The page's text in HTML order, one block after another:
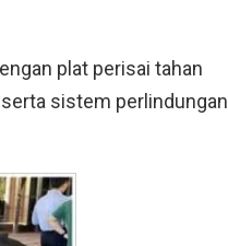
plat perisai tahan
sistem perlindungan